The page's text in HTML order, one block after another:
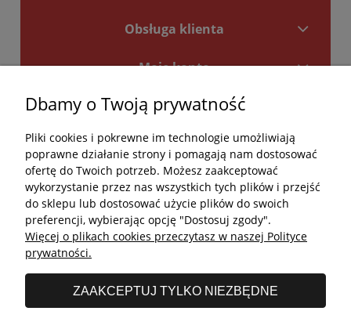
Obsługa klienta
Moje konto
Płatności i dostawa
Kontakt
Kontakt
undefined
Godziny otwarcia salonu:
Poniedziałek - Piątek: 11:00 - 19:00
Sobota: 10:00 - 14:00
Dbamy o Twoją prywatność
Pliki cookies i pokrewne im technologie umożliwiają
poprawne działanie strony i pomagają nam dostosować
ofertę do Twoich potrzeb. Możesz zaakceptować
wykorzystanie przez nas wszystkich tych plików i przejść
do sklepu lub dostosować użycie plików do swoich
preferencji, wybierając opcję "Dostosuj zgody".
Więcej o plikach cookies przeczytasz w naszej Polityce
prywatności.
ZAAKCEPTUJ TYLKO NIEZBĘDNE